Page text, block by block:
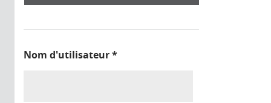
Nom d'utilisateur*